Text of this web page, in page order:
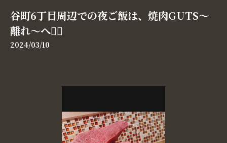
谷町6丁目周辺での夜ご飯は、焼肉GUTS〜
離れ〜へ💁‍♀️
2024/03/10